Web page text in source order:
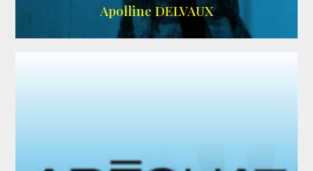
Apolline DELVAUX